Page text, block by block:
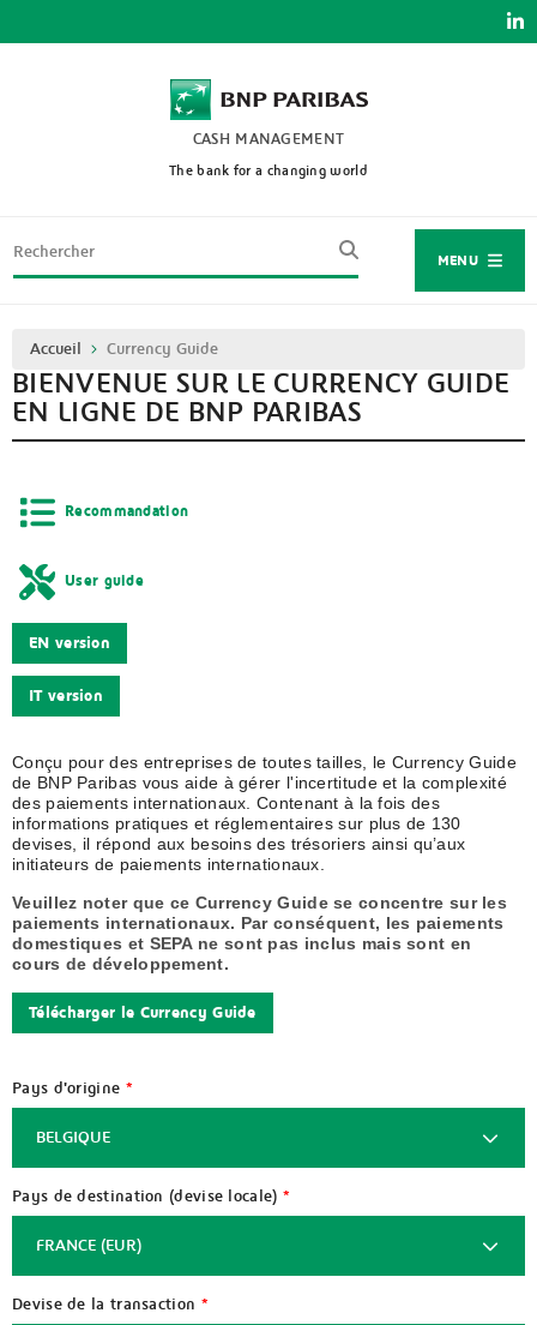
CASH MANAGEMENT
The bank for a changing world
Rechercher
MENU
d'Ariane
Accueil Currency Guide
BIENVENUE SUR LE CURRENCY GUIDE
EN LIGNE DE BNP PARIBAS
Recommandation
User guide
EN version
IT version
Conçu pour des entreprises de toutes tailles, le Currency Guide
de BNP Paribas vous aide à gérer l'incertitude et la complexité
des paiements internationaux. Contenant à la fois des
informations pratiques et réglementaires sur plus de 130
devises, il répond aux besoins des trésoriers ainsi qu’aux
initiateurs de paiements internationaux.
Veuillez noter que ce Currency Guide se concentre sur les
paiements internationaux. Par conséquent, les paiements
domestiques et SEPA ne sont pas inclus mais sont en
cours de développement.
Télécharger le Currency Guide
Pays d'origine *
BELGIQUE
Afghanistan
Afrique
du
Sud
Pays de destination (devise locale) *
FRANCE (EUR)
Devise de la transaction *